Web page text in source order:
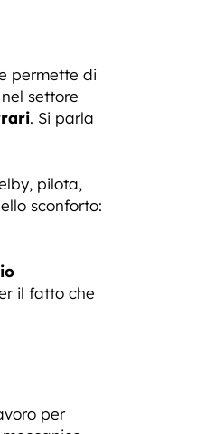
permette di
nel settore
. Si parla
pilota,
sconforto:
il fatto che
per